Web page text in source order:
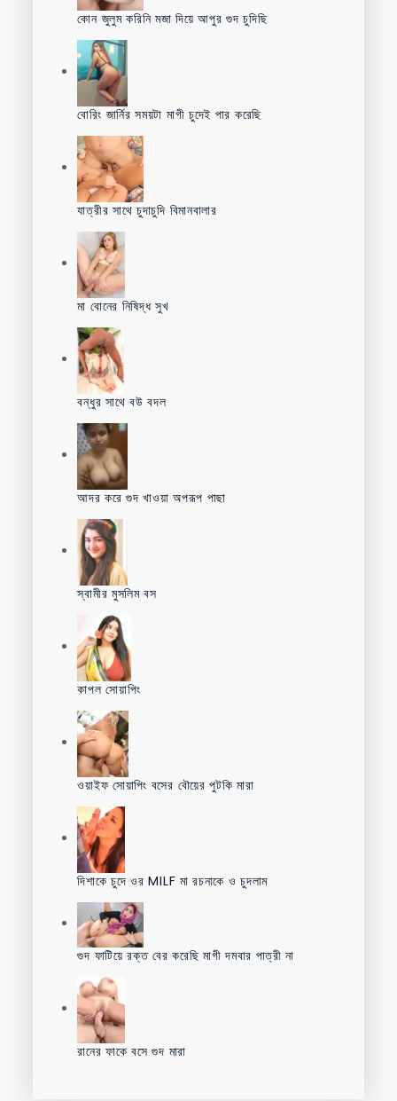
কোন জুলুম করিনি মজা দিয়ে আপুর গুদ চুদিছি
বোরিং জার্নির সময়টা মাগী চুদেই পার করেছি
যাত্রীর সাথে চুদাচুদি বিমানবালার
মা বোনের নিষিদ্ধ সুখ
বন্ধুর সাথে বউ বদল
আদর করে গুদ খাওয়া অপরূপ পাছা
স্বামীর মুসলিম বস
কাপল সোয়াপিং
ওয়াইফ সোয়াপিং বসের বৌয়ের পুটকি মারা
দিশাকে চুদে ওর MILF মা রচনাকে ও চুদলাম
গুদ ফাটিয়ে রক্ত বের করেছি মাগী দমবার পাত্রী না
রানের ফাকে বসে গুদ মারা